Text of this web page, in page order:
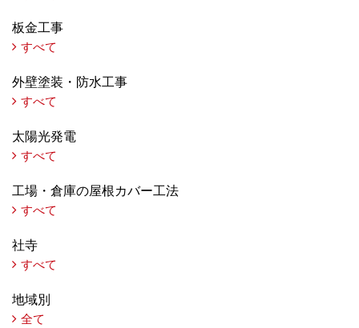
板金工事
すべて
外壁塗装・防水工事
すべて
太陽光発電
すべて
工場・倉庫の屋根カバー工法
すべて
社寺
すべて
地域別
全て